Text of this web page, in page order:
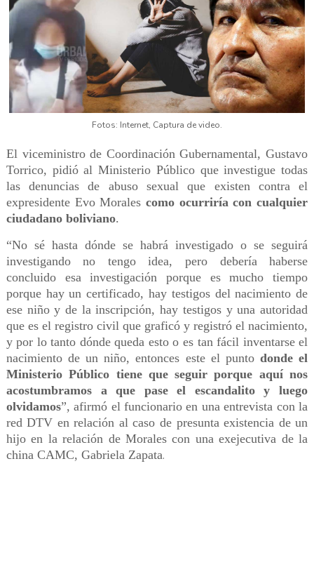
Fotos: Internet, Captura de video.
El viceministro de Coordinación Gubernamental, Gustavo
Torrico, pidió al Ministerio Público que investigue todas
las denuncias de abuso sexual que existen contra el
expresidente Evo Morales como ocurriría con cualquier
ciudadano boliviano.
“No sé hasta dónde se habrá investigado o se seguirá
investigando no tengo idea, pero debería haberse
concluido esa investigación porque es mucho tiempo
porque hay un certificado, hay testigos del nacimiento de
ese niño y de la inscripción, hay testigos y una autoridad
que es el registro civil que graficó y registró el nacimiento,
y por lo tanto dónde queda esto o es tan fácil inventarse el
nacimiento de un niño, entonces este el punto donde el
Ministerio Público tiene que seguir porque aquí nos
acostumbramos a que pase el escandalito y luego
olvidamos”, afirmó el funcionario en una entrevista con la
red DTV en relación al caso de presunta existencia de un
hijo en la relación de Morales con una exejecutiva de la
china CAMC, Gabriela Zapata.